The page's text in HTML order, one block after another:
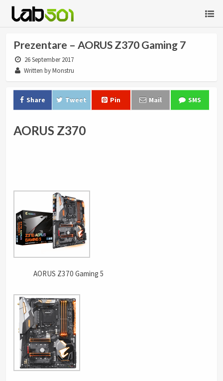
Prezentare – AORUS Z370 Gaming 7
26 September 2017
Written by Monstru
Share Tweet Pin Mail SMS
AORUS Z370
AORUS Z370 Gaming 5